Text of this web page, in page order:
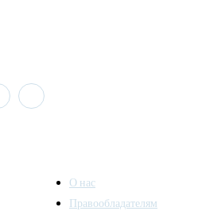
О нас
Правообладателям